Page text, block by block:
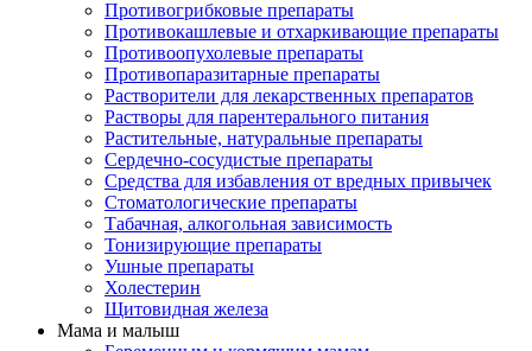
Противогрибковые препараты
Противокашлевые и отхаркивающие препараты
Противоопухолевые препараты
Противопаразитарные препараты
Растворители для лекарственных препаратов
Растворы для парентерального питания
Растительные, натуральные препараты
Сердечно-сосудистые препараты
Средства для избавления от вредных привычек
Стоматологические препараты
Табачная, алкогольная зависимость
Тонизирующие препараты
Ушные препараты
Холестерин
Щитовидная железа
Мама и малыш